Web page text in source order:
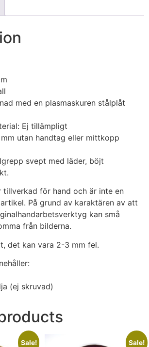
med en plasmaskuren stålplåt
Ej tillämpligt
utan handtag eller mittkopp
svept med läder, böjt
tillverkad för hand och är inte en
På grund av karaktären av att
kan små
från bilderna.
det kan vara 2-3 mm fel.
(ej skruvad)
Sale! Sale!